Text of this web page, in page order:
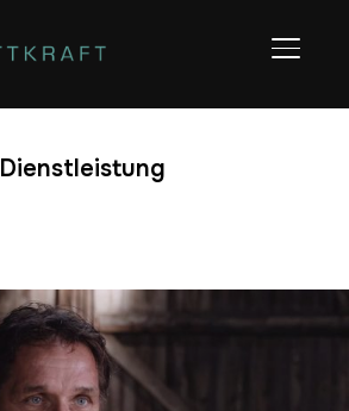
Dienstleistung